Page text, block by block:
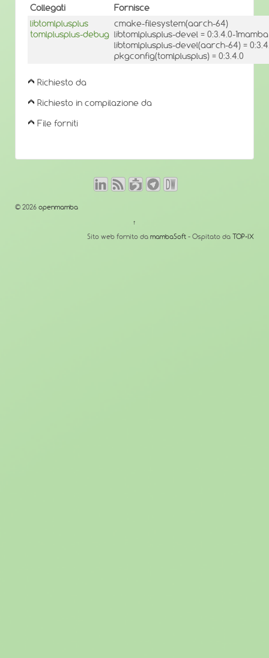
Collegati
Fornisce
libtomlplusplus
tomlplusplus-debug
cmake-filesystem(aarch-64)
libtomlplusplus-devel = 0:3.4.0-1mamba
libtomlplusplus-devel(aarch-64) =
pkgconfig(tomlplusplus) = 0:3.4.0
Richiesto da
Richiesto in compilazione da
File forniti
© 2026 openmamba
↑
Sito web fornito da mambaSoft - Ospitato da TOP-IX